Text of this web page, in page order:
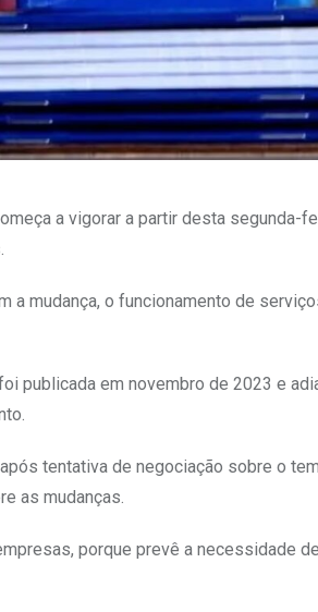
a vigorar a partir desta segunda-
a mudança, o funcionamento de
publicada em novembro de 2023 e
tentativa de negociação sobre o
as mudanças.
porque prevê a necessidade